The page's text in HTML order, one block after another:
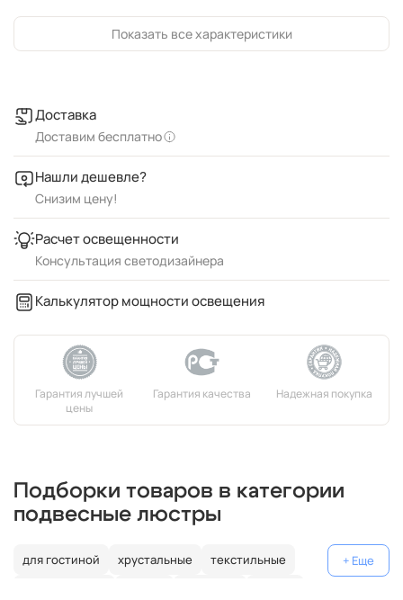
Показать все характеристики
Доставка
Доставим бесплатно
Нашли дешевле?
Снизим цену!
Расчет освещенности
Консультация светодизайнера
Калькулятор мощности освещения
Подборки товаров в категории
подвесные люстры
для гостиной хрустальные
текстильные